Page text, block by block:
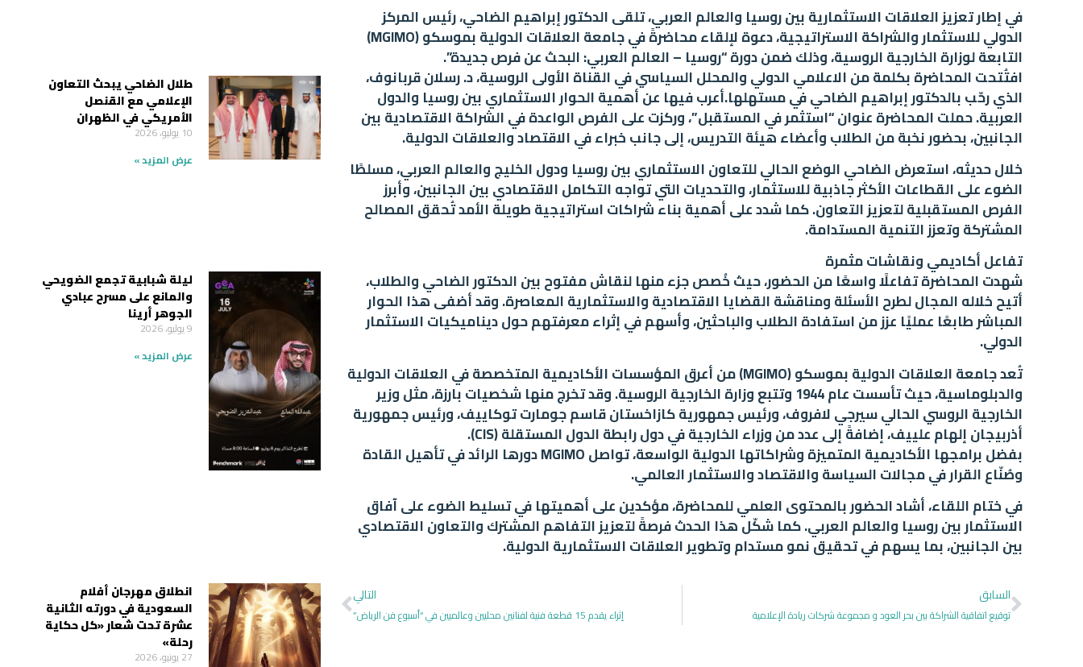
في إطار تعزيز العلاقات الاستثمارية بين روسيا والعالم العربي، تلقى الدكتور إبراهيم الضاحي، رئيس المركز
الدولي للاستثمار والشراكة الاستراتيجية، دعوة لإلقاء محاضرةً في جامعة العلاقات الدولية بموسكو (MGIMO)
التابعة لوزارة الخارجية الروسية، وذلك ضمن دورة “روسيا – العالم العربي: البحث عن فرص جديدة”.
افتُتحت المحاضرة بكلمة من الاعلامي الدولي والمحلل السياسي في القناة الأولى الروسية، د. رسلان قربانوف،
الذي رحّب بالدكتور إبراهيم الضاحي في مستهلها.أعرب فيها عن أهمية الحوار الاستثماري بين روسيا والدول
العربية. حملت المحاضرة عنوان “استثمر في المستقبل”، وركزت على الفرص الواعدة في الشراكة الاقتصادية بين
الجانبين، بحضور نخبة من الطلاب وأعضاء هيئة التدريس، إلى جانب خبراء في الاقتصاد والعلاقات الدولية.
خلال حديثه، استعرض الضاحي الوضع الحالي للتعاون الاستثماري بين روسيا ودول الخليج والعالم العربي، مسلطًا
الضوء على القطاعات الأكثر جاذبية للاستثمار، والتحديات التي تواجه التكامل الاقتصادي بين الجانبين، وأبرز
الفرص المستقبلية لتعزيز التعاون. كما شدد على أهمية بناء شراكات استراتيجية طويلة الأمد تُحقق المصالح
المشتركة وتعزز التنمية المستدامة.
تفاعل أكاديمي ونقاشات مثمرة
شهدت المحاضرة تفاعلًا واسعًا من الحضور، حيث خُصص جزء منها لنقاش مفتوح بين الدكتور الضاحي والطلاب،
أتيح خلاله المجال لطرح الأسئلة ومناقشة القضايا الاقتصادية والاستثمارية المعاصرة. وقد أضفى هذا الحوار
المباشر طابعًا عمليًا عزز من استفادة الطلاب والباحثين، وأسهم في إثراء معرفتهم حول ديناميكيات الاستثمار
الدولي.
تُعد جامعة العلاقات الدولية بموسكو (MGIMO) من أعرق المؤسسات الأكاديمية المتخصصة في العلاقات الدولية
والدبلوماسية، حيث تأسست عام 1944 وتتبع وزارة الخارجية الروسية. وقد تخرج منها شخصيات بارزة، مثل وزير
الخارجية الروسي الحالي سيرجي لافروف، ورئيس جمهورية كازاخستان قاسم جومارت توكاييف، ورئيس جمهورية
أذربيجان إلهام علييف، إضافةً إلى عدد من وزراء الخارجية في دول رابطة الدول المستقلة (CIS).
بفضل برامجها الأكاديمية المتميزة وشراكاتها الدولية الواسعة، تواصل MGIMO دورها الرائد في تأهيل القادة
وصُنّاع القرار في مجالات السياسة والاقتصاد والاستثمار العالمي.
في ختام اللقاء، أشاد الحضور بالمحتوى العلمي للمحاضرة، مؤكدين على أهميتها في تسليط الضوء على آفاق
الاستثمار بين روسيا والعالم العربي. كما شكّل هذا الحدث فرصةً لتعزيز التفاهم المشترك والتعاون الاقتصادي
بين الجانبين، بما يسهم في تحقيق نمو مستدام وتطوير العلاقات الاستثمارية الدولية.
السابق
توقيع اتفاقية الشراكة بين بحر العود و مجموعة شركات ريادة الإعلامية
التالي
إثراء يقدم 15 قطعة فنية لفنانين محليين وعالميين في “أسبوع فن الرياض”
طلال الضاحي يبحث التعاون
الإعلامي مع القنصل
الأمريكي في الظهران
10 يوليو، 2026
عرض المزيد »
ليلة شبابية تجمع الضويحي
والمانع على مسرح عبادي
الجوهر أرينا
9 يوليو، 2026
عرض المزيد »
انطلاق مهرجان أفلام
السعودية في دورته الثانية
عشرة تحت شعار «كل حكاية
رحلة»
27 يونيو، 2026